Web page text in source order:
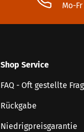
Mo-
Shop Service
FAQ - Oft gestellte
Rückgabe
Niedrigpreisgarantie